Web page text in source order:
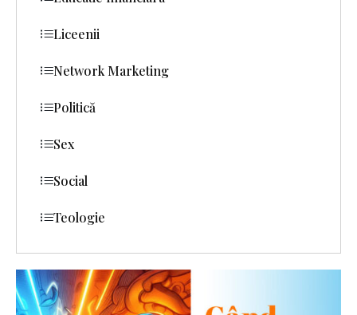
Liceenii
Network Marketing
Politică
Sex
Social
Teologie